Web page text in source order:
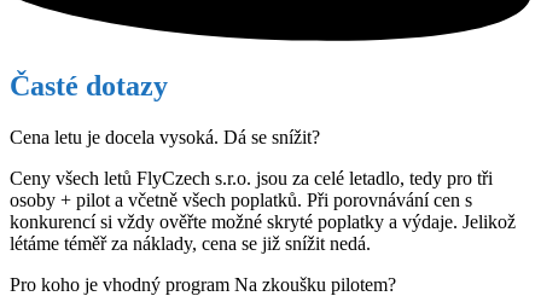
Časté dotazy
Cena letu je docela vysoká. Dá se snížit?
Ceny všech letů FlyCzech s.r.o. jsou za celé letadlo, tedy pro tři
osoby + pilot a včetně všech poplatků. Při porovnávání cen s
konkurencí si vždy ověřte možné skryté poplatky a výdaje. Jelikož
létáme téměř za náklady, cena se již snížit nedá.
Pro koho je vhodný program Na zkoušku pilotem?